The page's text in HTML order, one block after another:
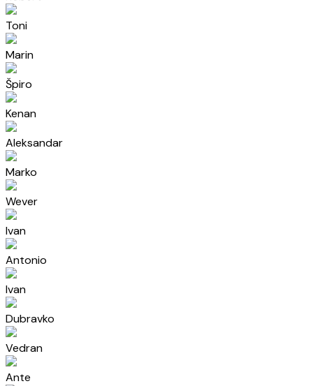
Toni
Marin
Špiro
Kenan
Aleksandar
Marko
Wever
Ivan
Antonio
Ivan
Dubravko
Vedran
Ante